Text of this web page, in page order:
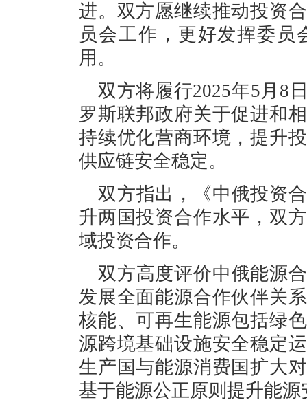
进。双方愿继续推动投资
员会工作，更好发挥委
用。
双方将履行2025年5月8
罗斯联邦政府关于促进和
持续优化营商环境，提升
供应链安全稳定。
双方指出，《中俄投资
升两国投资合作水平，双
域投资合作。
双方高度评价中俄能源
发展全面能源合作伙伴关
核能、可再生能源包括绿
源跨境基础设施安全稳定
生产国与能源消费国扩大
基于能源公正原则提升能